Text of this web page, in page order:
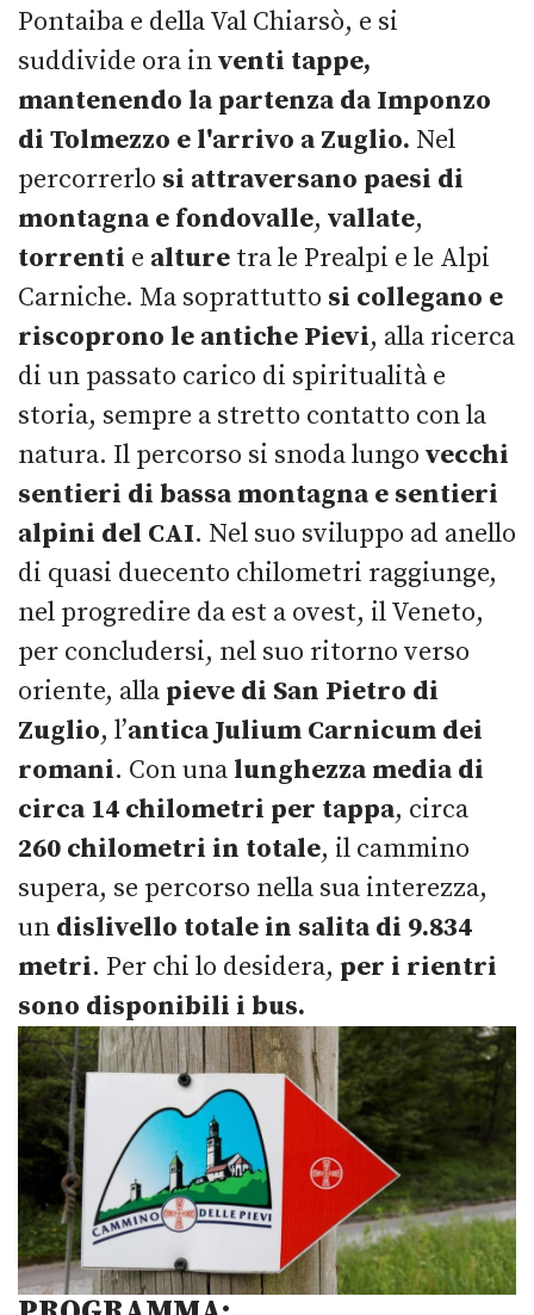
Pontaiba e della Val Chiarsò, e si
suddivide ora inventi tappe,
mantenendo la partenza da Imponzo
di Tolmezzo e l'arrivo a Zuglio. Nel
percorrerlo si attraversano paesi di
montagna e fondovalle, vallate,
torrenti e alture tra le Prealpi e le Alpi
Carniche. Ma soprattutto si collegano e
riscoprono le antiche Pievi, alla ricerca
di un passato carico di spiritualità e
storia, sempre a stretto contatto con la
natura. Il percorso si snoda lungo vecchi
sentieri di bassa montagna e sentieri
alpini del CAI. Nel suo sviluppo ad anello
di quasi duecento chilometri raggiunge,
nel progredire da est a ovest, il Veneto,
per concludersi, nel suo ritorno verso
oriente, alla pieve di San Pietro di
Zuglio, l’antica Julium Carnicum dei
romani. Con una lunghezza media di
circa 14 chilometri per tappa, circa
260 chilometri in totale, il cammino
supera, se percorso nella sua interezza,
un dislivello totale in salita di 9.834
metri. Per chi lo desidera, per i rientri
sono disponibili i bus.